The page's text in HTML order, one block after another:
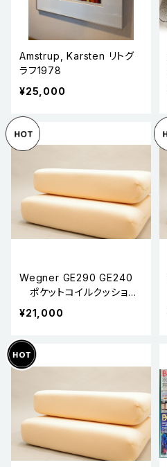
Amstrup, Karsten リトグ
ラフ1978
¥25,000
Wegner GE290 GE240
ポケットコイルクッショ
ン 背面
¥21,000